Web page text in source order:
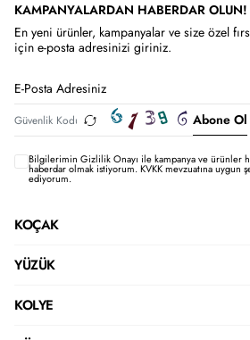
KAMPANYALARDAN HABERDAR OLUN!
En yeni ürünler, kampanyalar ve size özel
için e-posta adresinizi giriniz.
Abone Ol
Bilgilerimin Gizlilik Onayı ile kampanya ve ürünler
haberdar olmak istiyorum.KVKK mevzuatına uygun
ediyorum.
KOÇAK
YÜZÜK
KOLYE